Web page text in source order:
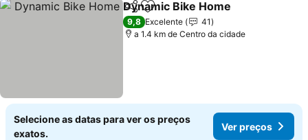
PartilharAdicionar aos favoritos
Dynamic Bike Home
9,8 Excelente
41
a 1.4 km de Centro da cidade
Selecione as datas para ver os preços
exatos.
Ver preços